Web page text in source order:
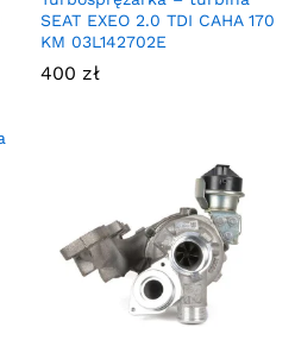
SEAT EXEO 2.0 TDI CAHA 170
KM 03L142702E
400 zł